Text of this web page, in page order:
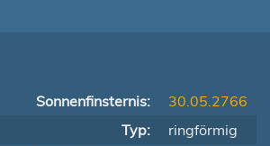
Sonnenfinsternis:
30.05.2766
Typ:
ringförmig